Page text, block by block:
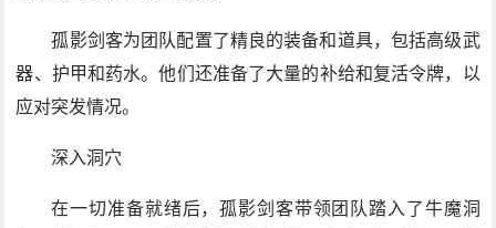
孤影剑客为团队配置了精良的装备和道具，包括高级武
器、护甲和药水。他们还准备了大量的补给和复活令牌，以
应对突发情况。
深入洞穴
在一切准备就绪后，孤影剑客带领团队踏入了牛魔洞